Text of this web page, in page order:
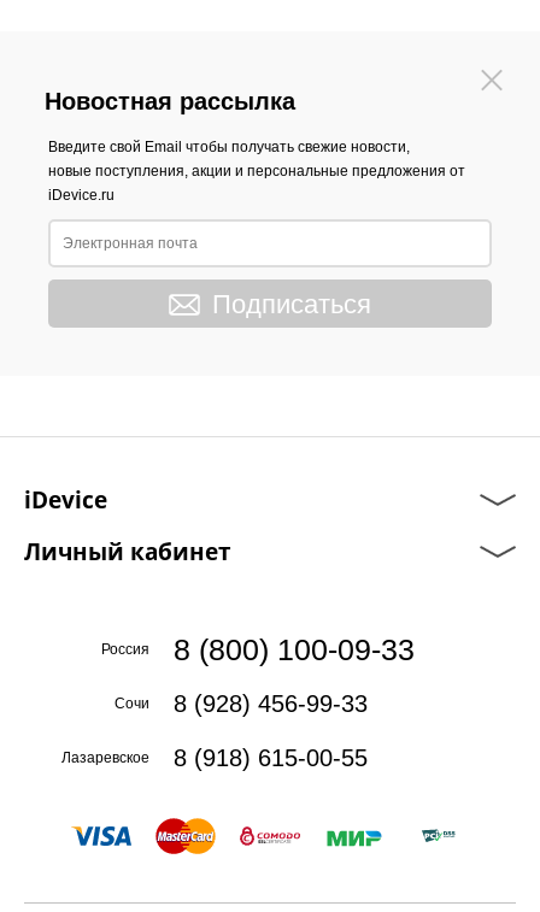
Новостная рассылка
Введите свой Email чтобы получать свежие новости,
новые поступления, акции и персональные предложения от
iDevice.ru
Подписаться
iDevice
Личный кабинет
Россия 8 (800) 100-09-33
Сочи 8 (928) 456-99-33
Лазаревское 8 (918) 615-00-55